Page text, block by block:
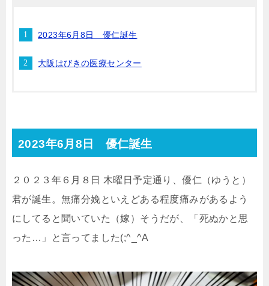
2023年6月8日 優仁誕生
大阪はびきの医療センター
2023年6月8日 優仁誕生
２０２３年６月８日 木曜日予定通り、優仁（ゆうと）
君が誕生。無痛分娩といえどある程度痛みがあるよう
にしてると聞いていた（嫁）そうだが、「死ぬかと思
った…」と言ってました(;^_^A